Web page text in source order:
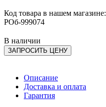
Код товара в нашем магазине:
РОб-999074
В наличии
ЗАПРОСИТЬ ЦЕНУ
Описание
Доставка и оплата
Гарантия